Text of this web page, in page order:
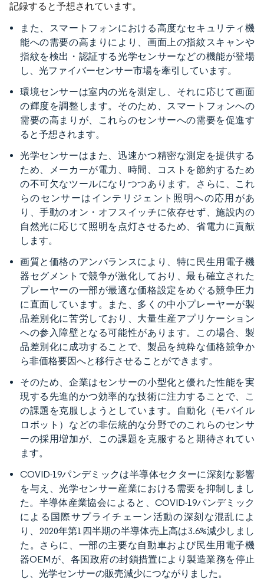
記録すると予想されています。
また、スマートフォンにおける高度なセキュリティ機
能への需要の高まりにより、画面上の指紋スキャンや
指紋を検出・認証する光学センサーなどの機能が登場
し、光ファイバーセンサー市場を牽引しています。
環境センサーは室内の光を測定し、それに応じて画面
の輝度を調整します。そのため、スマートフォンへの
需要の高まりが、これらのセンサーへの需要を促進す
ると予想されます。
光学センサーはまた、迅速かつ精密な測定を提供する
ため、メーカーが電力、時間、コストを節約するため
の不可欠なツールになりつつあります。さらに、これ
らのセンサーはインテリジェント照明への応用があ
り、手動のオン・オフスイッチに依存せず、施設内の
自然光に応じて照明を点灯させるため、省電力に貢献
します。
画質と価格のアンバランスにより、特に民生用電子機
器セグメントで競争が激化しており、最も確立された
プレーヤーの一部が最適な価格設定をめぐる競争圧力
に直面しています。また、多くの中小プレーヤーが製
品差別化に苦労しており、大量生産アプリケーション
への参入障壁となる可能性があります。この場合、製
品差別化に成功することで、製品を純粋な価格競争か
ら非価格要因へと移行させることができます。
そのため、企業はセンサーの小型化と優れた性能を実
現する先進的かつ効率的な技術に注力することで、こ
の課題を克服しようとしています。自動化（モバイル
ロボット）などの非伝統的な分野でのこれらのセンサ
ーの採用増加が、この課題を克服すると期待されてい
ます。
COVID-19パンデミックは半導体セクターに深刻な影響
を与え、光学センサー産業における需要を抑制しまし
た。半導体産業協会によると、COVID-19パンデミック
による国際サプライチェーン活動の深刻な混乱によ
り、2020年第1四半期の半導体売上高は3.6%減少しまし
た。さらに、一部の主要な自動車および民生用電子機
器OEMが、各国政府の封鎖措置により製造業務を停止
し、光学センサーの販売減少につながりました。